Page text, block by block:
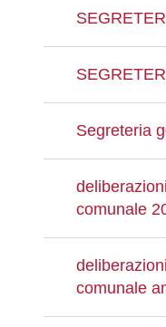
Segreteria
comunale
comunale